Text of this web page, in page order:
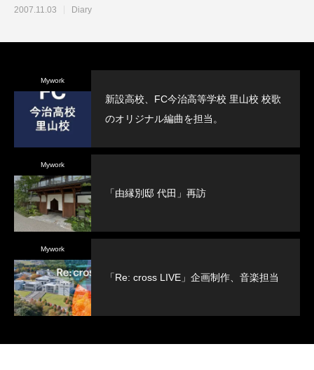
2007.11.03 Diary
Mywork
新設高校、FC今治高等学校 里山校 校歌
のオリジナル編曲を担当。
Mywork
「由縁別邸 代田」再訪
Mywork
「Re: cross LIVE」企画制作、音楽担当